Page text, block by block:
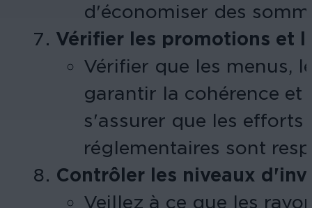
d'économiser des
Vérifier les promotions et
Vérifier que les menus,
garantir la cohérence
s'assurer que les
réglementaires sont
Contrôler les niveaux
Veillez à ce que les